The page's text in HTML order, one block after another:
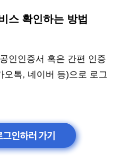
스 확인하는 방법
인인증서 혹은 간편 인증
오톡, 네이버 등)으로 로그